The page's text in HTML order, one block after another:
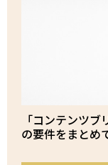
「コンテンツ
の要件をまとめ